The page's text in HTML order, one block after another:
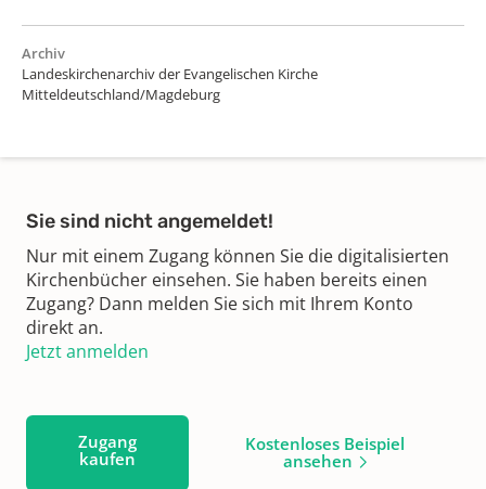
Archiv
Landeskirchenarchiv der Evangelischen Kirche
Mitteldeutschland/Magdeburg
Sie sind nicht angemeldet!
Nur mit einem Zugang können Sie die digitalisierten
Kirchenbücher einsehen. Sie haben bereits einen
Zugang? Dann melden Sie sich mit Ihrem Konto
direkt an.
Jetzt anmelden
Zugang
kaufen
Kostenloses Beispiel
ansehen